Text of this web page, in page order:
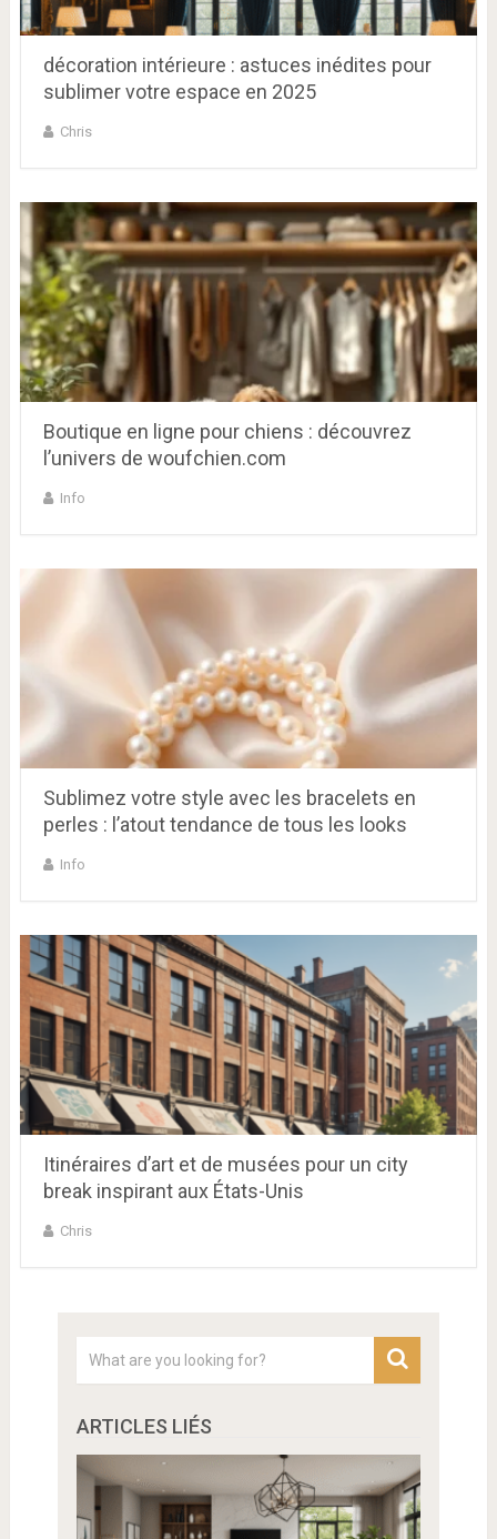
décoration intérieure : astuces inédites pour
sublimer votre espace en 2025
Chris
Boutique en ligne pour chiens : découvrez
l’univers de woufchien.com
Info
Sublimez votre style avec les bracelets en
perles : l’atout tendance de tous les looks
Info
Itinéraires d’art et de musées pour un city
break inspirant aux États-Unis
Chris
ARTICLES LIÉS